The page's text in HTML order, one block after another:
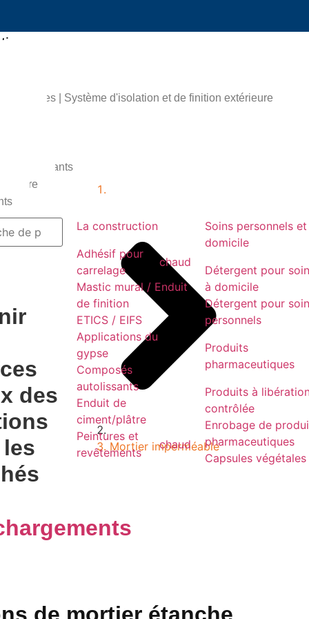
Additives | Système d'isolation et de finition extérieure
autolissants
plâtre
des
La construction
Adhésif pour
carrelage
chaud
Mastic mural / Enduit
de finition
ETICS / EIFS
Applications du
gypse
Composés
autolissants
Enduit de
ciment/plâtre
Peintures et
revêtements
chaud
Soins personnels et
domicile
Détergent pour
à domicile
Détergent pour
personnels
Produits
pharmaceutiques
Produits à
contrôlée
Enrobage de
pharmaceutiques
Capsules végétales
LANDU, le succès en 2024！
Mortier imperméable